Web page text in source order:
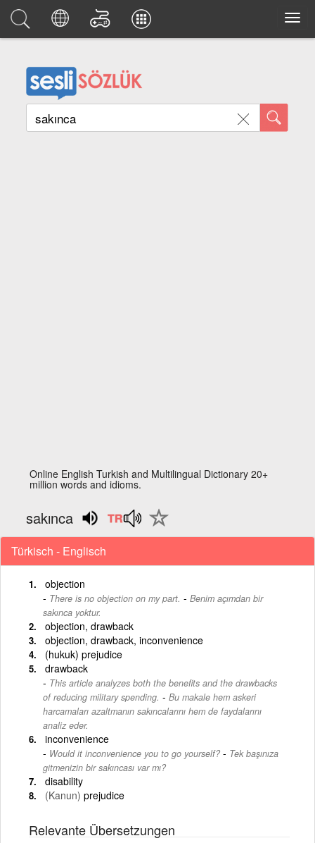
Online English Turkish and Multilingual Dictionary 20+
million words and idioms.
sakınca
Türkisch - Englisch
objection
There is no objection on my part. - Benim açımdan bir
sakınca yoktur.
objection, drawback
objection, drawback, inconvenience
(hukuk) prejudice
drawback
This article analyzes both the benefits and the drawbacks
of reducing military spending. - Bu makale hem askeri
harcamaları azaltmanın sakıncalarını hem de faydalarını
analiz eder.
inconvenience
Would it inconvenience you to go yourself? - Tek başınıza
gitmenizin bir sakıncası var mı?
disability
(Kanun) prejudice
Relevante Übersetzungen